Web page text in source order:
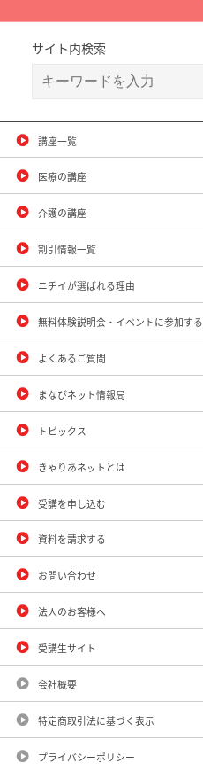
サイト内検索
講座一覧
医療の講座
介護の講座
割引情報一覧
ニチイが選ばれる理由
無料体験説明会・イベントに参加する
よくあるご質問
まなびネット情報局
トピックス
きゃりあネットとは
受講を申し込む
資料を請求する
お問い合わせ
法人のお客様へ
受講生サイト
会社概要
特定商取引法に基づく表示
プライバシーポリシー